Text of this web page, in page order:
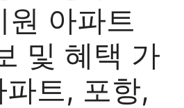
원 아파트
및 혜택 가
트, 포항,